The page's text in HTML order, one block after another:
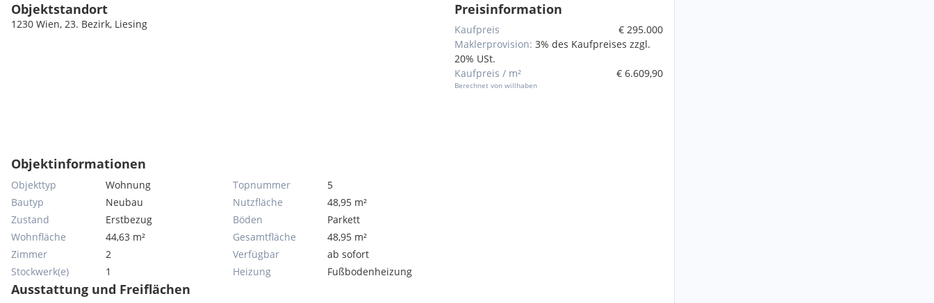
Objektstandort
1230 Wien, 23. Bezirk, Liesing
Objektinformationen
Objekttyp
Wohnung
Bautyp
Neubau
Zustand
Erstbezug
Wohnfläche
44,63 m²
Zimmer
2
Stockwerk(e)
1
Topnummer
5
Nutzfläche
48,95 m²
Böden
Parkett
Gesamtfläche
48,95 m²
Verfügbar
ab sofort
Heizung
Fußbodenheizung
Ausstattung und Freiflächen
Preisinformation
Kaufpreis
€ 295.000
Maklerprovision: 3% des Kaufpreises zzgl.
20% USt.
Kaufpreis / m²
Berechnet von willhaben
€ 6.609,90